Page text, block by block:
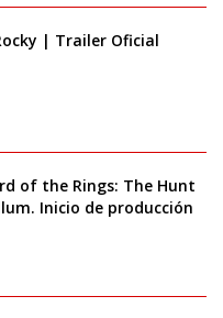
| Trailer Oficial
of the Rings: The Hunt
Inicio de producción